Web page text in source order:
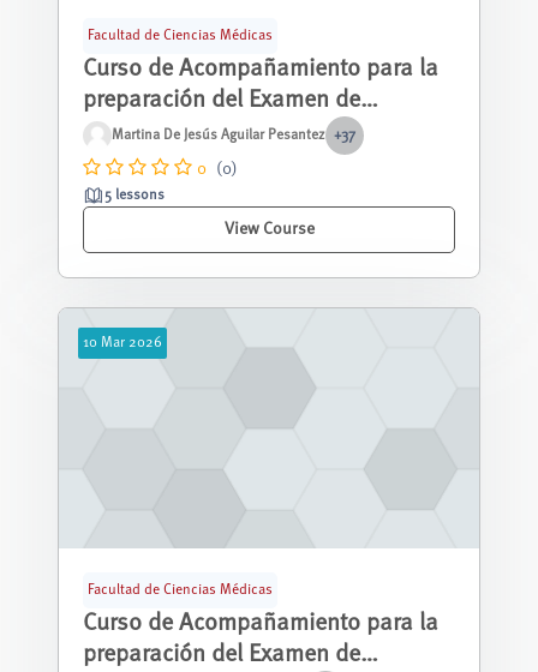
Facultad de Ciencias Médicas
Curso de Acompañamiento para la
preparación del Examen de
Habilitación para el Ejercicio
Profesional (EHEP) de la carrera de
Enfermería
Martina De Jesús Aguilar Pesantez +37
0 (0)
5 lessons
View Course
10 Mar 2026
Facultad de Ciencias Médicas
Curso de Acompañamiento para la
preparación del Examen de